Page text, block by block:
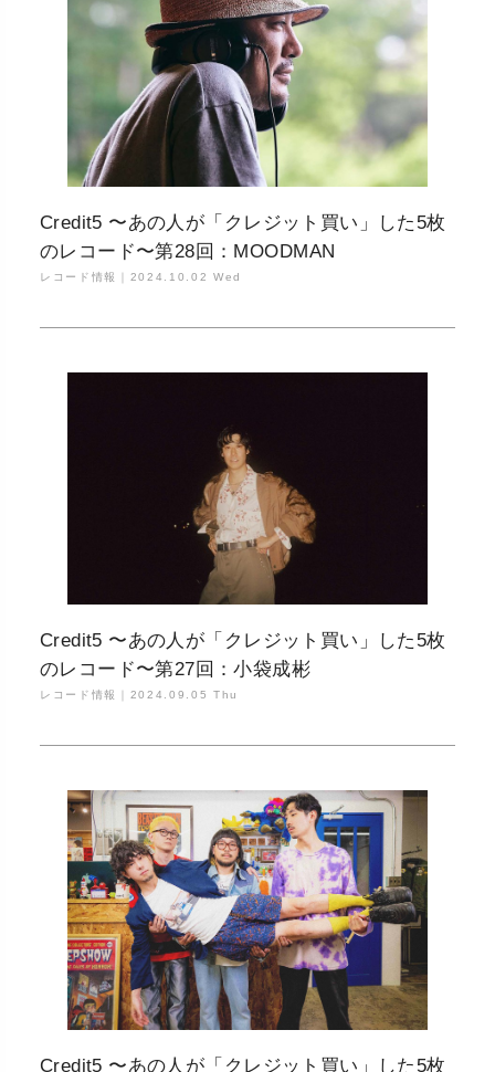
Credit5 〜あの人が「クレジット買い」した5枚
のレコード〜第28回：MOODMAN
レコード情報｜ 2024.10.02 Wed
Credit5 〜あの人が「クレジット買い」した5枚
のレコード〜第27回：小袋成彬
レコード情報｜ 2024.09.05 Thu
Credit5 〜あの人が「クレジット買い」した5枚